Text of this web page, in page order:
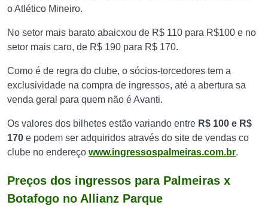
o Atlético Mineiro.
No setor mais barato abaicxou de R$ 110 para R$100 e no
setor mais caro, de R$ 190 para R$ 170.
Como é de regra do clube, o sócios-torcedores tem a
exclusividade na compra de ingressos, até a abertura sa
venda geral para quem não é Avanti.
Os valores dos bilhetes estão variando entre R$ 100 e R$
170 e podem ser adquiridos através do site de vendas co
clube no endereço www.ingressospalmeiras.com.br.
Preços dos ingressos para Palmeiras x
Botafogo no Allianz Parque